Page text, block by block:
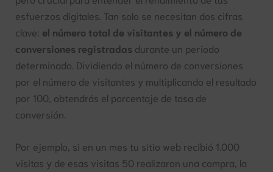
esfuerzos digitales. Tan solo se necesitan dos cifras
clave: el número total de visitantes y el número de
conversiones registradas durante un periodo
determinado. Dividiendo el número de conversiones
por el número de visitantes y multiplicando el resultado
por 100, obtendrás el porcentaje de tasa de
conversión.
Por ejemplo, si en un mes tu sitio web recibió 1.000
visitas y de esas visitas 50 realizaron una compra, la